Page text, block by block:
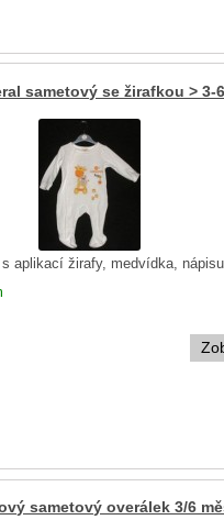
sametový se žirafkou > 3-
aplikací žirafy, medvídka,
sametový overálek 3/6